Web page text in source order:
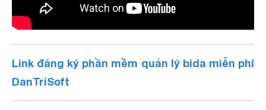
Link đăng ký phần mềm quản lý bida miễn phí
DanTriSoft